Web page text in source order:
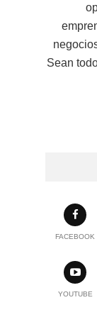
Sean
FACEBOOK
YOUTUBE